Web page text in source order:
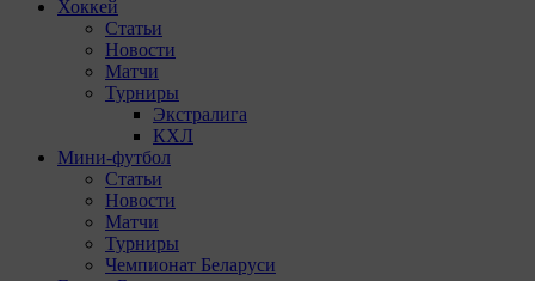
Хоккей
Статьи
Новости
Матчи
Турниры
Экстралига
КХЛ
Мини-футбол
Статьи
Новости
Матчи
Турниры
Чемпионат Беларуси